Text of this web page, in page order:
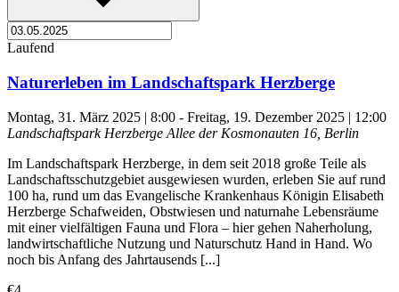
Laufend
Naturerleben im Landschaftspark Herzberge
Montag, 31. März 2025 | 8:00 - Freitag, 19. Dezember 2025 | 12:00
Landschaftspark Herzberge Allee der Kosmonauten 16, Berlin
Im Landschaftspark Herzberge, in dem seit 2018 große Teile als
Landschaftsschutzgebiet ausgewiesen wurden, erleben Sie auf rund
100 ha, rund um das Evangelische Krankenhaus Königin Elisabeth
Herzberge Schafweiden, Obstwiesen und naturnahe Lebensräume
mit einer vielfältigen Fauna und Flora – hier gehen Naherholung,
landwirtschaftliche Nutzung und Naturschutz Hand in Hand. Wo
noch bis Anfang des Jahrtausends [...]